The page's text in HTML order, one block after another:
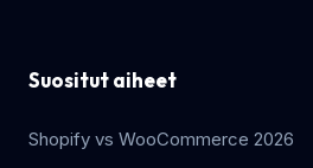
Suositut aiheet
Shopify vs WooCommerce 2026